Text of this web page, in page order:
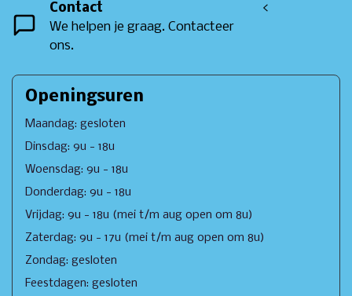
Contact
We helpen je graag. Contacteer
ons.
<
Openingsuren
Maandag: gesloten
Dinsdag: 9u - 18u
Woensdag: 9u - 18u
Donderdag: 9u - 18u
Vrijdag: 9u - 18u (mei t/m aug open om 8u)
Zaterdag: 9u - 17u (mei t/m aug open om 8u)
Zondag: gesloten
Feestdagen: gesloten